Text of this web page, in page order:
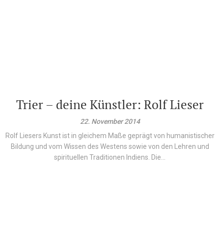
Trier – deine Künstler: Rolf Lieser
22. November 2014
Rolf Liesers Kunst ist in gleichem Maße geprägt von humanistischer
Bildung und vom Wissen des Westens sowie von den Lehren und
spirituellen Traditionen Indiens. Die...